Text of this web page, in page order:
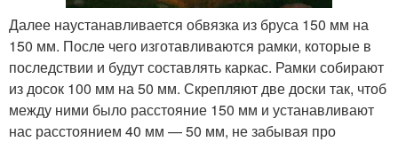
Далее наустанавливается обвязка из бруса 150 мм на
150 мм. После чего изготавливаются рамки, которые в
последствии и будут составлять каркас. Рамки собирают
из досок 100 мм на 50 мм. Скрепляют две доски так, чтоб
между ними было расстояние 150 мм и устанавливают
нас расстоянием 40 мм — 50 мм, не забывая про